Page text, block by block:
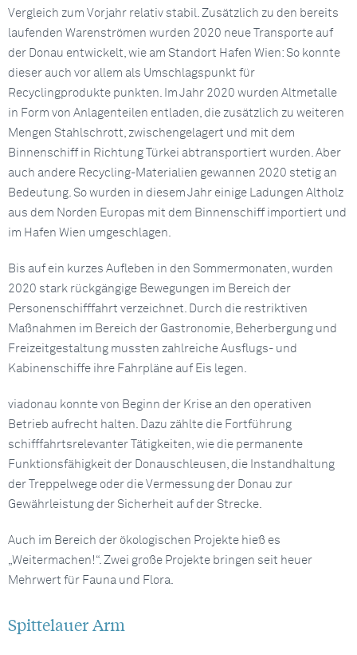
Vergleich zum Vorjahr relativ stabil. Zusätzlich zu den bereits
laufenden Warenströmen wurden 2020 neue Transporte auf
der Donau entwickelt, wie am Standort Hafen Wien: So konnte
dieser auch vor allem als Umschlagspunkt für
Recyclingprodukte punkten. Im Jahr 2020 wurden Altmetalle
in Form von Anlagenteilen entladen, die zusätzlich zu weiteren
Mengen Stahlschrott, zwischengelagert und mit dem
Binnenschiff in Richtung Türkei abtransportiert wurden. Aber
auch andere Recycling-Materialien gewannen 2020 stetig an
Bedeutung. So wurden in diesem Jahr einige Ladungen Altholz
aus dem Norden Europas mit dem Binnenschiff importiert und
im Hafen Wien umgeschlagen.
Bis auf ein kurzes Aufleben in den Sommermonaten, wurden
2020 stark rückgängige Bewegungen im Bereich der
Personenschifffahrt verzeichnet. Durch die restriktiven
Maßnahmen im Bereich der Gastronomie, Beherbergung und
Freizeitgestaltung mussten zahlreiche Ausflugs- und
Kabinenschiffe ihre Fahrpläne auf Eis legen.
viadonau konnte von Beginn der Krise an den operativen
Betrieb aufrecht halten. Dazu zählte die Fortführung
schifffahrtsrelevanter Tätigkeiten, wie die permanente
Funktionsfähigkeit der Donauschleusen, die Instandhaltung
der Treppelwege oder die Vermessung der Donau zur
Gewährleistung der Sicherheit auf der Strecke.
Auch im Bereich der ökologischen Projekte hieß es
„Weitermachen!“. Zwei große Projekte bringen seit heuer
Mehrwert für Fauna und Flora.
Spittelauer Arm